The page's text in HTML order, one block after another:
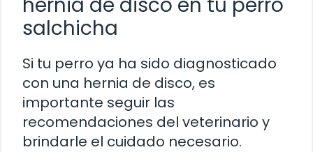
salchicha
Si tu perro ya ha sido diagnosticado
con una hernia de disco, es
importante seguir las
recomendaciones del veterinario y
brindarle el cuidado necesario.